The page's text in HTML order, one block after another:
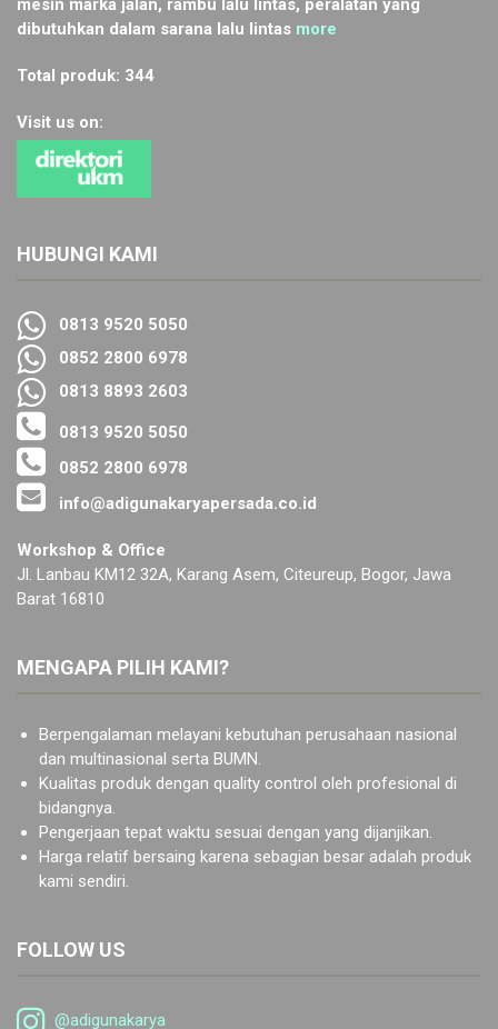
mesin marka jalan, rambu lalu lintas, peralatan yang
dibutuhkan dalam sarana lalu lintas more
Total produk: 344
Visit us on:
HUBUNGI KAMI
0813 9520 5050
0852 2800 6978
0813 8893 2603
0813 9520 5050
0852 2800 6978
info@adigunakaryapersada.co.id
Workshop & Office
Jl. Lanbau KM12 32A, Karang Asem, Citeureup, Bogor, Jawa
Barat 16810
MENGAPA PILIH KAMI?
Berpengalaman melayani kebutuhan perusahaan nasional
dan multinasional serta BUMN.
Kualitas produk dengan quality control oleh profesional di
bidangnya.
Pengerjaan tepat waktu sesuai dengan yang dijanjikan.
Harga relatif bersaing karena sebagian besar adalah produk
kami sendiri.
FOLLOW US
@adigunakarya